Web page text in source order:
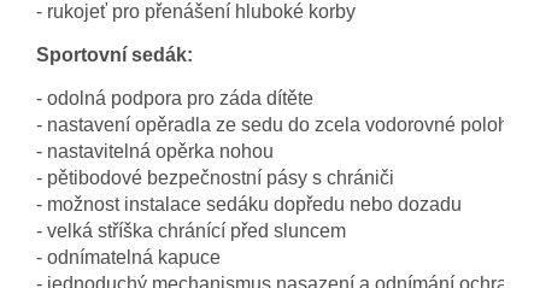
- rukojeť pro přenášení hluboké korby
Sportovní sedák:
- odolná podpora pro záda dítěte
- nastavení opěradla ze sedu do zcela vodorovné polohy
- nastavitelná opěrka nohou
- pětibodové bezpečnostní pásy s chrániči
- možnost instalace sedáku dopředu nebo dozadu
- velká stříška chránící před sluncem
- odnímatelná kapuce